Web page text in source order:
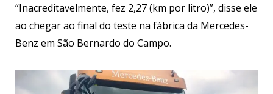
“Inacreditavelmente, fez 2,27 (km por litro)”, disse ele
ao chegar ao final do teste na fábrica da Mercedes-
Benz em São Bernardo do Campo.